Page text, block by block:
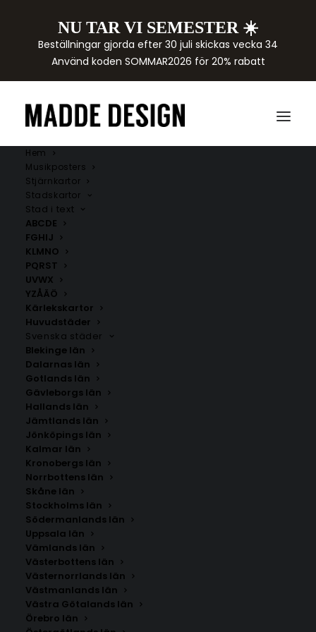
NU TAR VI SEMESTER ☀️
Beställningar gjorda efter 30 juli skickas vecka 34
Använd koden SOMMAR2026 för 20% rabatt
Hem
Musikposters
Stjärnkartor
Stadskartor
Stad i text
ABCDE
FGHIJ
KLMNO
PQRST
UVWX
YZÅÄÖ
Kärlekskartor
Huvudstäder
Svenska städer
Blekinge län
Dalarnas län
Gotlands län
Gävleborgs län
Hallands län
Jämtlands län
Jönköpings län
Kalmar län
Kronobergs län
Norrbottens län
Skåne län
Stockholms län
Södermanlands län
Uppsala län
Vämlands län
Västerbottens län
Västernorrlands län
Västmanlands län
Västra Götalands län
Örebro län